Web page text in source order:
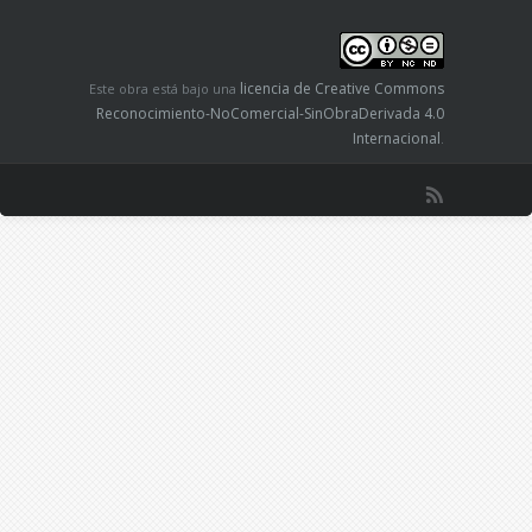
Este obra está bajo una licencia de Creative Commons
Reconocimiento-NoComercial-SinObraDerivada 4.0
Internacional